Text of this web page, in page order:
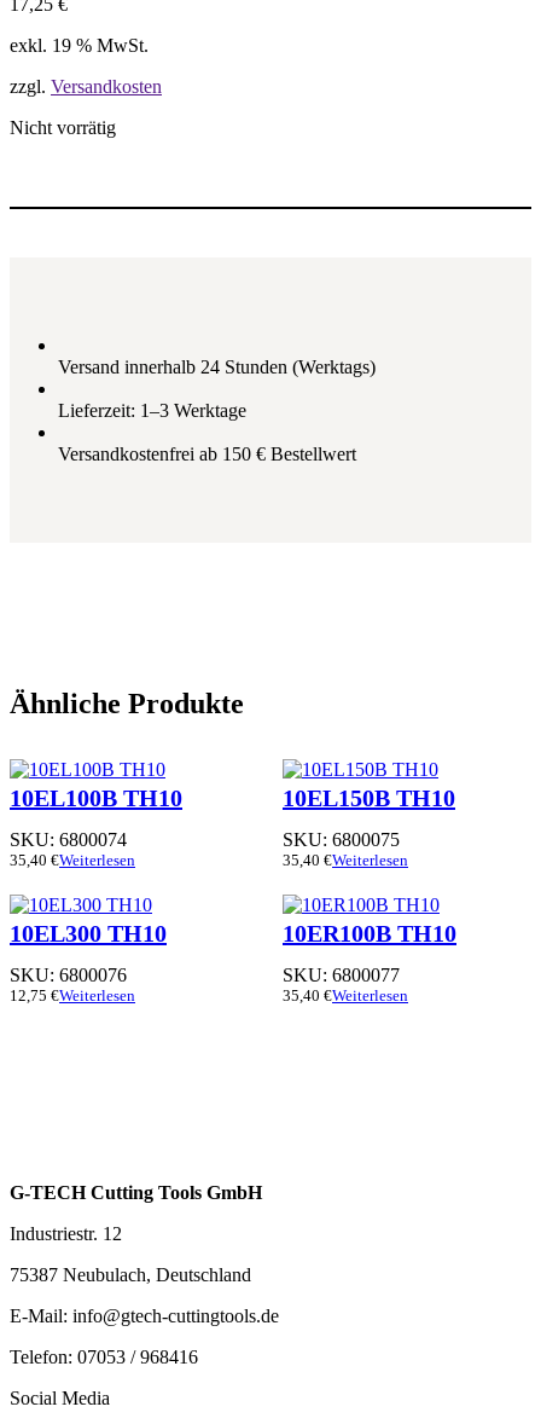
exkl. 19 % MwSt.
zzgl. Versandkosten
Nicht vorrätig
Versand innerhalb 24 Stunden (Werktags)
Lieferzeit: 1–3 Werktage
Versandkostenfrei ab 150 € Bestellwert
Ähnliche Produkte
10EL100B TH10
SKU: 6800074
35,40 €Weiterlesen
10EL150B TH10
SKU: 6800075
35,40 €Weiterlesen
10EL300 TH10
SKU: 6800076
12,75 €Weiterlesen
10ER100B TH10
SKU: 6800077
35,40 €Weiterlesen
G-TECH Cutting Tools GmbH
Industriestr. 12
75387 Neubulach, Deutschland
E-Mail: info@gtech-cuttingtools.de
Telefon: 07053 / 968416
Social Media